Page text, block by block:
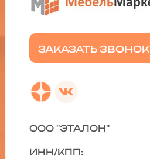
ЗАКАЗАТЬ ЗВОНОК
ООО "ЭТАЛОН"
ИНН/КПП: